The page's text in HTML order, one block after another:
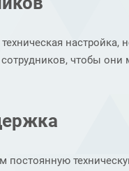
чтобы
постоянную